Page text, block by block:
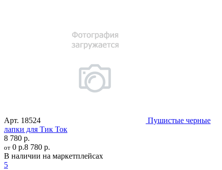
Арт. 18524
Пушистые черные
лапки для Тик Ток
8 780 р.
от 0 р.8 780 р.
В наличии на маркетплейсах
5